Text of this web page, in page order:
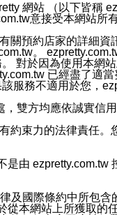
三個條件者，將可
網站 （以下皆稱
意接受本網站所
預約店家的詳細資
。
對於因為使用本網
已經盡了適
務不適用於您，
雙方均應依誠實信
約束力的法律責任
由
國際條約中所包含
本網站上所獲取的